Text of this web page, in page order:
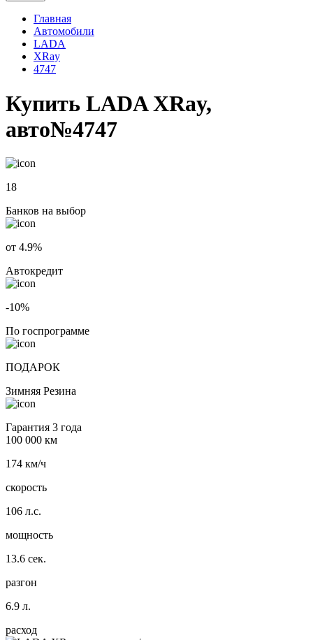
Главная
Автомобили
LADA
XRay
4747
Купить LADA XRay,
авто№4747
18
Банков на выбор
от 4.9%
Автокредит
-10%
По госпрограмме
ПОДАРОК
Зимняя Резина
Гарантия 3 года
100 000 км
174 км/ч
скорость
106 л.с.
мощность
13.6 сек.
разгон
6.9 л.
расход